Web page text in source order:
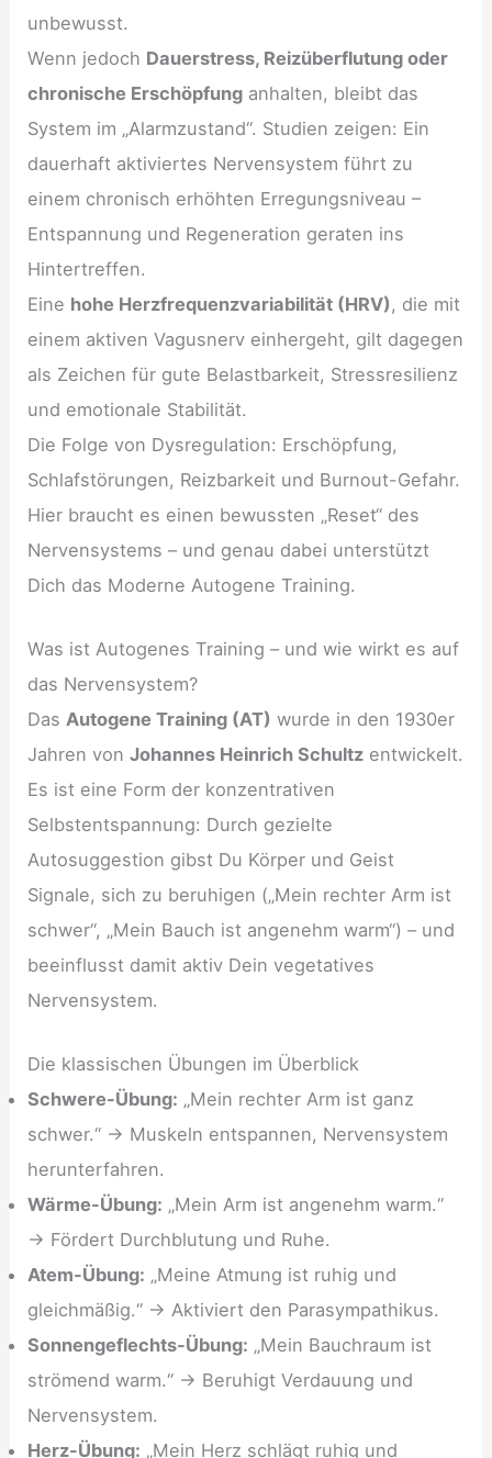
unbewusst.
Wenn jedoch Dauerstress, Reizüberflutung oder
chronische Erschöpfung anhalten, bleibt das
System im „Alarmzustand“. Studien zeigen: Ein
dauerhaft aktiviertes Nervensystem führt zu
einem chronisch erhöhten Erregungsniveau –
Entspannung und Regeneration geraten ins
Hintertreffen.
Eine hohe Herzfrequenzvariabilität (HRV) , die mit
einem aktiven Vagusnerv einhergeht, gilt dagegen
als Zeichen für gute Belastbarkeit, Stressresilienz
und emotionale Stabilität.
Die Folge von Dysregulation: Erschöpfung,
Schlafstörungen, Reizbarkeit und Burnout-Gefahr.
Hier braucht es einen bewussten „Reset“ des
Nervensystems – und genau dabei unterstützt
Dich das Moderne Autogene Training.
Was ist Autogenes Training – und wie wirkt es auf
das Nervensystem?
Das Autogene Training (AT) wurde in den 1930er
Jahren vonJohannes Heinrich Schultz entwickelt.
Es ist eine Form der konzentrativen
Selbstentspannung: Durch gezielte
Autosuggestion gibst Du Körper und Geist
Signale, sich zu beruhigen („Mein rechter Arm ist
schwer“, „Mein Bauch ist angenehm warm“) – und
beeinflusst damit aktiv Dein vegetatives
Nervensystem.
Die klassischen Übungen im Überblick
Schwere-Übung: „Mein rechter Arm ist ganz
schwer.“ → Muskeln entspannen, Nervensystem
herunterfahren.
Wärme-Übung: „Mein Arm ist angenehm warm.“
→ Fördert Durchblutung und Ruhe.
Atem-Übung: „Meine Atmung ist ruhig und
gleichmäßig.“ → Aktiviert den Parasympathikus.
Sonnengeflechts-Übung: „Mein Bauchraum ist
strömend warm.“ → Beruhigt Verdauung und
Nervensystem.
Herz-Übung: „Mein Herz schlägt ruhig und